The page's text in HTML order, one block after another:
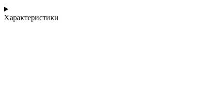
Характеристики